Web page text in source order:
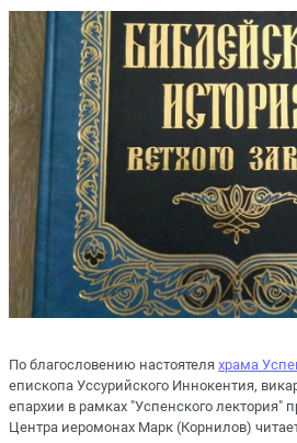
По благословению настоятеля храма
епископа Уссурийского Иннокентия,
епархии в рамках "Успенского лектория"
Центра иеромонах Марк (Корнилов)